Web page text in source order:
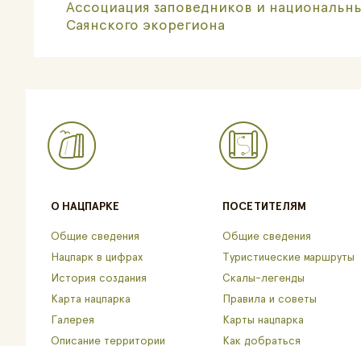
Ассоциация заповедников и
Саянского экорегиона
О НАЦПАРКЕ
Общие сведения
Нацпарк в цифрах
История создания
Карта нацпарка
Галерея
Описание территории
ПОСЕТИТЕЛЯМ
Общие сведения
Туристические маршруты
Скалы-легенды
Правила и советы
Карты нацпарка
Как добраться